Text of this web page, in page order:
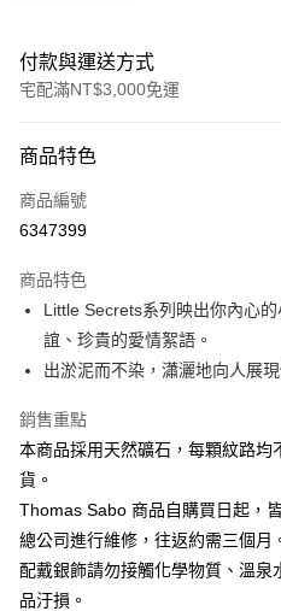
付款與運送方式
宅配滿NT$3,000免運
信用卡一次付款
Apple Pay
ATM付款
運送方式
商品特色
商品編號
6347399
商品特色
Little Secrets系列映出你內心
誼、珍貴的愛情絮語。
出淤泥而不染，瀟灑地向人展
銷售重點
本商品採用天然礦石，每顆紋路均
貨。
Thomas Sabo 商品自購買日起，
總公司進行維修，往返約需三個月
配戴銀飾請勿接觸化學物質、溫
品汙損。